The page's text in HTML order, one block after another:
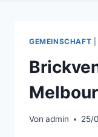
GEMEINSCHAFT
Von admin 25/